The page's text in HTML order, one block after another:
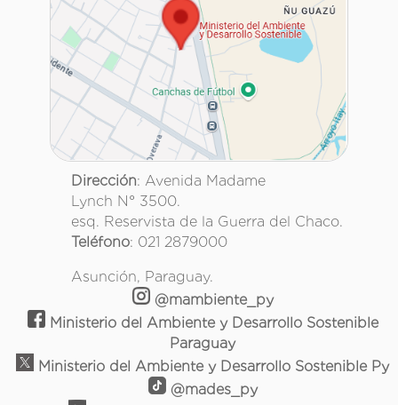
Dirección: Avenida Madame
Lynch N° 3500.
esq. Reservista de la Guerra del Chaco.
Teléfono: 021 2879000
Asunción, Paraguay.
@mambiente_py
Ministerio del Ambiente y Desarrollo Sostenible
Paraguay
Ministerio del Ambiente y Desarrollo Sostenible Py
@mades_py